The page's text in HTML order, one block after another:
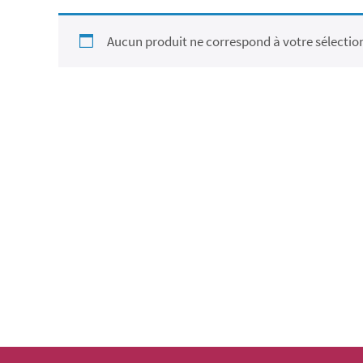
Aucun produit ne correspond à votre